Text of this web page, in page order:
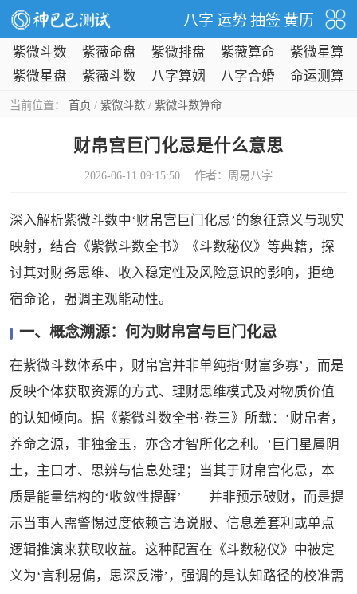
八字 运势 抽签 黄历
紫微斗数 紫薇命盘 紫微排盘 紫薇算命
紫微星算
命
紫微星盘 紫薇斗数
八字算姻
八字合婚 命运测算
当前位置： 首页 / 紫微斗数/ 紫微斗数算命
财帛宫巨门化忌是什么意思
2026-06-11 09:15:50 作者： 周易八字
深入解析紫微斗数中‘财帛宫巨门化忌’的象征意义与现实
映射，结合《紫微斗数全书》《斗数秘仪》等典籍，探
讨其对财务思维、收入稳定性及风险意识的影响，拒绝
宿命论，强调主观能动性。
一、概念溯源：何为财帛宫与巨门化忌
在紫微斗数体系中，财帛宫并非单纯指‘财富多寡’，而是
反映个体获取资源的方式、理财思维模式及对物质价值
的认知倾向。据《紫微斗数全书·卷三》所载：‘财帛者，
养命之源，非独金玉，亦含才智所化之利。’巨门星属阴
土，主口才、思辨与信息处理；当其于财帛宫化忌，本
质是能量结构的‘收敛性提醒’——并非预示破财，而是提
示当事人需警惕过度依赖言语说服、信息差套利或单点
逻辑推演来获取收益。这种配置在《斗数秘仪》中被定
义为‘言利易偏，思深反滞’，强调的是认知路径的校准需